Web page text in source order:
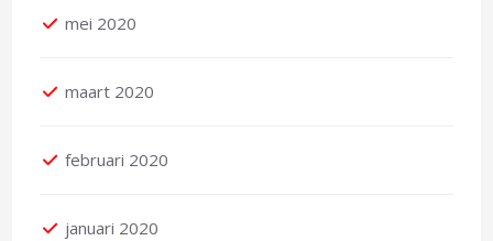
mei 2020
maart 2020
februari 2020
januari 2020